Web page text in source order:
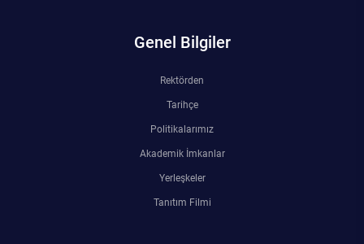
Genel Bilgiler
Rektörden
Tarihçe
Politikalarımız
Akademik İmkanlar
Yerleşkeler
Tanıtım Filmi